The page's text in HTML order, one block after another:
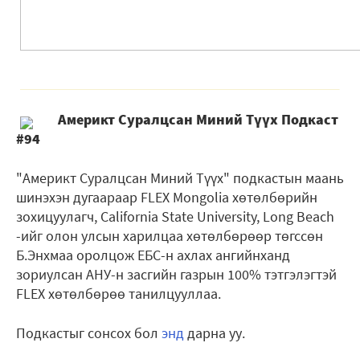
Америкт Суралцсан Миний Түүх Подкаст
#94
"Америкт Суралцсан Миний Түүх" подкастын маань
шинэхэн дугаараар FLEX Mongolia хөтөлбөрийн
зохицуулагч, California State University, Long Beach
-ийг олон улсын харилцаа хөтөлбөрөөр төгссөн
Б.Энхмаа оролцож ЕБС-н ахлах ангийнханд
зориулсан АНУ-н засгийн газрын 100% тэтгэлэгтэй
FLEX хөтөлбөрөө танилцууллаа.
Подкастыг сонсох бол энддарна уу.